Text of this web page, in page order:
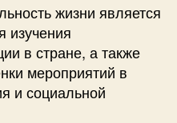
жизни является
изучения
в стране, а также
мероприятий в
и социальной